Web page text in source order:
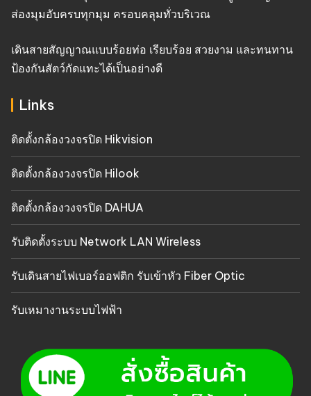
ส่องมุมอับครบทุกมุม ครอบคลุมทั่วบริเวณ
เดินสายสัญญาณแบบร้อยท่อ เรียบร้อย สวยงาม และทนทาน
ป้องกันสัตว์กัดแทะได้เป็นอย่างดี
Links
ติดตั้งกล้องวงจรปิด Hikvision
ติดตั้งกล้องวงจรปิด Hilook
ติดตั้งกล้องวงจรปิด DAHUA
รับติดตั้งระบบ Network LAN Wireless
รับเดินสายไฟเบอร์ออฟติก รับเข้าหัว Fiber Optic
รับเหมางานระบบไฟฟ้า